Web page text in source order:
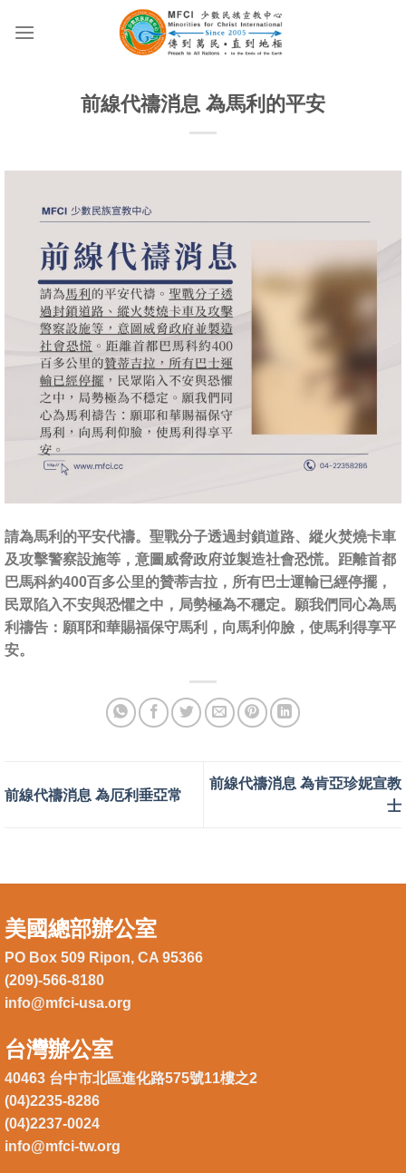
前線代禱消息 為馬利的平安
請為馬利的平安代禱。聖戰分子透過封鎖道路、縱火焚燒卡車
及攻擊警察設施等，意圖威脅政府並製造社會恐慌。距離首都
巴馬科約400百多公里的贊蒂吉拉，所有巴士運輸已經停擺，
民眾陷入不安與恐懼之中，局勢極為不穩定。願我們同心為馬
利禱告：願耶和華賜福保守馬利，向馬利仰臉，使馬利得享平
安。
前線代禱消息 為厄利垂亞常
前線代禱消息 為肯亞珍妮宣教
士
美國總部辦公室
PO Box 509 Ripon, CA 95366
(209)-566-8180
info@mfci-usa.org
台灣辦公室
40463 台中市北區進化路575號11樓之2
(04)2235-8286
(04)2237-0024
info@mfci-tw.org